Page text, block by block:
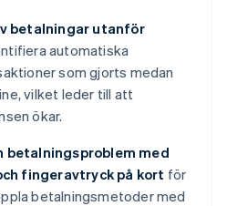
betalningar utanför
automatiska
som gjorts medan
vilket leder till att
ökar.
betalningsproblem med
fingeravtryck på kort för
betalningsmetoder med